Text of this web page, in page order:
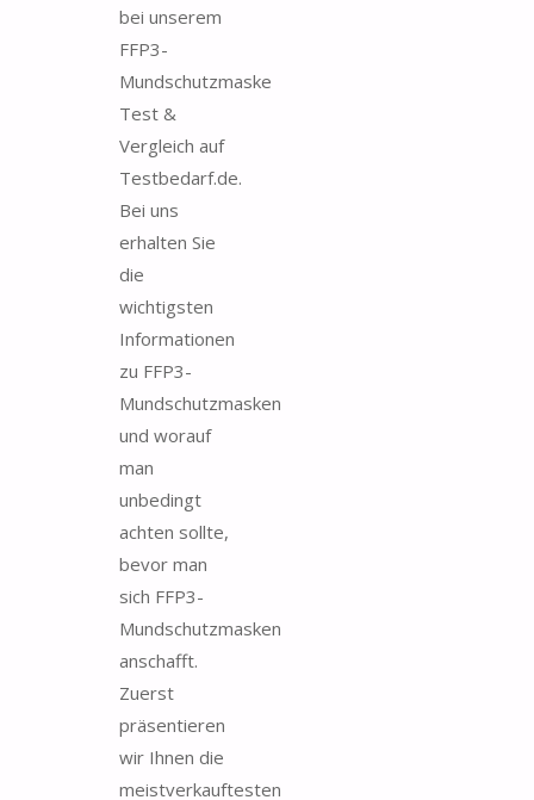
bei unserem
FFP3-
Mundschutzmaske
Test &
Vergleich auf
Testbedarf.de.
Bei uns
erhalten Sie
die
wichtigsten
Informationen
zu FFP3-
Mundschutzmasken
und worauf
man
unbedingt
achten sollte,
bevor man
sich FFP3-
Mundschutzmasken
anschafft.
Zuerst
präsentieren
wir Ihnen die
meistverkauftesten